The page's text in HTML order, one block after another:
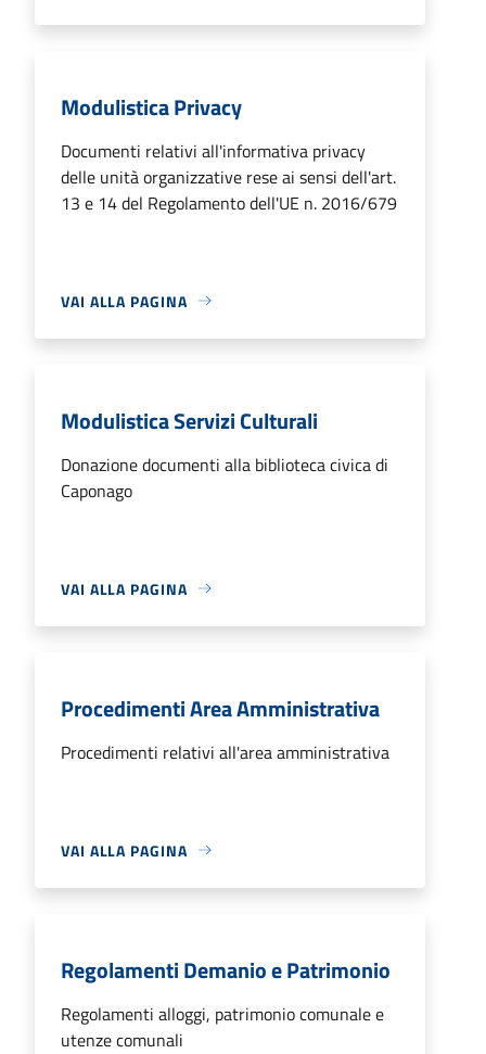
Modulistica Privacy
Documenti relativi all'informativa privacy
delle unità organizzative rese ai sensi dell'art.
13 e 14 del Regolamento dell'UE n. 2016/679
VAI ALLA PAGINA
Modulistica Servizi Culturali
Donazione documenti alla biblioteca civica di
Caponago
VAI ALLA PAGINA
Procedimenti Area Amministrativa
Procedimenti relativi all'area amministrativa
VAI ALLA PAGINA
Regolamenti Demanio e Patrimonio
Regolamenti alloggi, patrimonio comunale e
utenze comunali